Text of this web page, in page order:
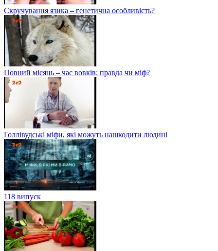
Скручування язика – генетична особливість?
Повний місяць – час вовків: правда чи міф?
Голлівудські міфи, які можуть нашкодити людині
118 випуск